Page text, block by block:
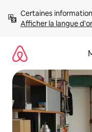
directement
Afficher la langue